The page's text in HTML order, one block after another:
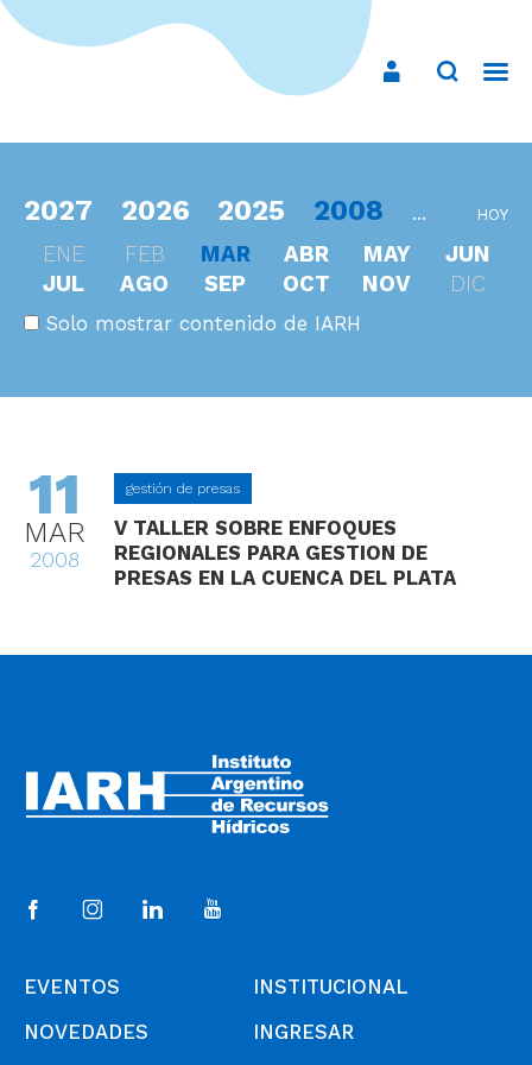
2027 2026 2025 2008 ... HOY
ENE FEB MAR ABR MAY
JUN
JUL
AGO SEP OCT NOV DIC
Solo mostrar contenido de IARH
11
MAR
2008
gestión de presas
V TALLER SOBRE ENFOQUES
REGIONALES PARA GESTION DE
PRESAS EN LA CUENCA DEL PLATA
EVENTOS
NOVEDADES
INSTITUCIONAL
INGRESAR